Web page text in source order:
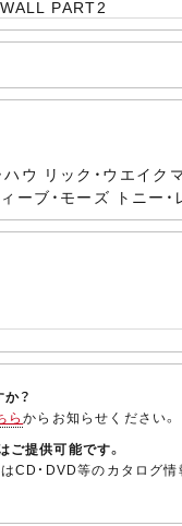
PART2
ウ リック・ウエイ
ーブ・モーズ トニー
？
らからお知らせください。
提供可能です。
CD・DVD等のカタログ情